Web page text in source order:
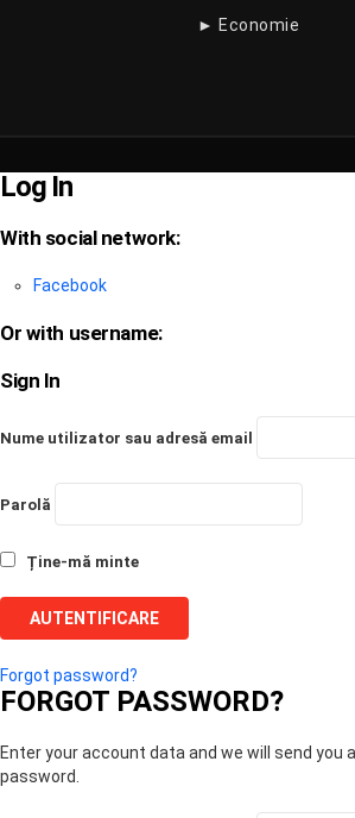
► Economie
Log In
With social network:
Facebook
Or with username:
Sign In
Nume utilizator sau adresă email
Parolă
Ține-mă minte
Forgot password?
FORGOT PASSWORD?
Enter your account data and we will send you
password.